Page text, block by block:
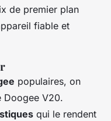
de premier plan
fiable et
populaires, on
Doogee V20.
qui le rendent